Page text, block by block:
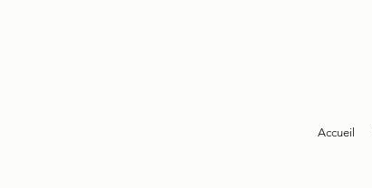
Accueil